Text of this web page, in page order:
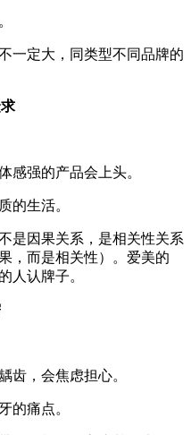
一定大，同类型不同品牌的
感强的产品会上头。
的生活。
是因果关系，是相关性关系
，而是相关性）。爱美的
人认牌子。
齿，会焦虑担心。
的痛点。